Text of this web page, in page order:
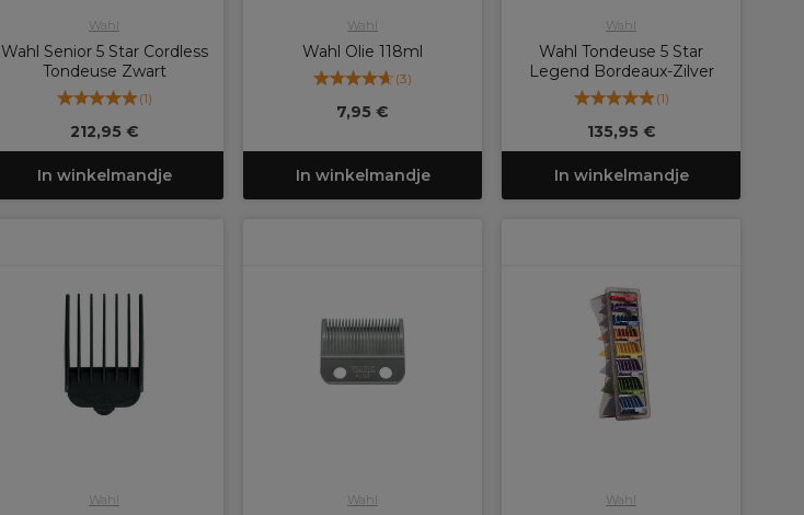
Wahl
Wahl Senior 5 Star Cordless
Tondeuse Zwart
(1)
212,95 €
In winkelmandje
Wahl
Wahl Olie 118ml
(3)
7,95 €
In winkelmandje
Wahl
Wahl Tondeuse 5 Star
Legend Bordeaux-Zilver
(1)
135,95 €
In winkelmandje
Wahl Wahl Wahl